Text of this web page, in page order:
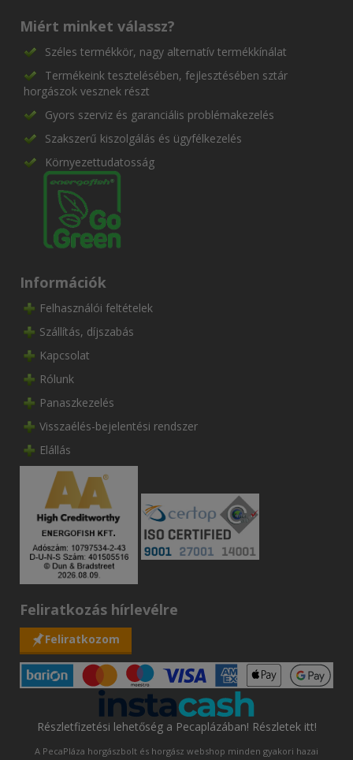
Miért minket válassz?
Széles termékkör, nagy alternatív termékkínálat
Termékeink tesztelésében, fejlesztésében sztár
horgászok vesznek részt
Gyors szerviz és garanciális problémakezelés
Szakszerű kiszolgálás és ügyfélkezelés
Környezettudatosság
Információk
Felhasználói feltételek
Szállítás, díjszabás
Kapcsolat
Rólunk
Panaszkezelés
Visszaélés-bejelentési rendszer
Elállás
Feliratkozás hírlevélre
Feliratkozom
Részletfizetési lehetőség a Pecaplázában! Részletek itt!
A PecaPláza horgászbolt és horgász webshop minden gyakori hazai